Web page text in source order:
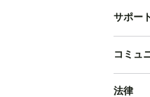
サポー
コミュ
法律